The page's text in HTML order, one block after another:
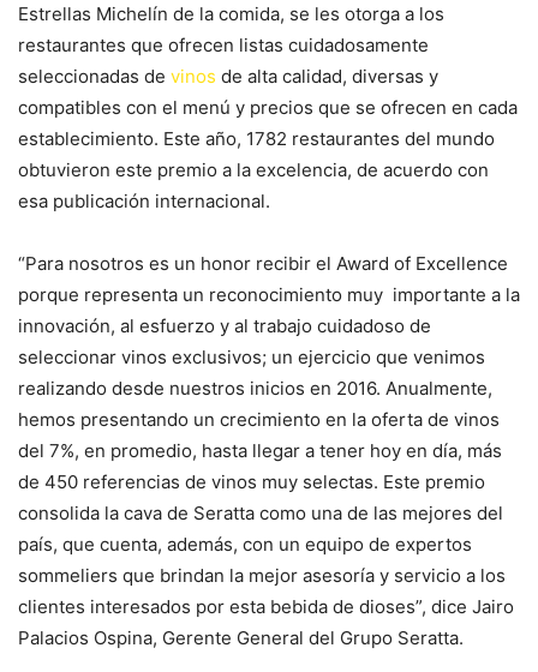
Estrellas Michelín de la comida, se les otorga a los
restaurantes que ofrecen listas cuidadosamente
seleccionadas de vinos de alta calidad, diversas y
compatibles con el menú y precios que se ofrecen en cada
establecimiento. Este año, 1782 restaurantes del mundo
obtuvieron este premio a la excelencia, de acuerdo con
esa publicación internacional.
“Para nosotros es un honor recibir el Award of Excellence
porque representa un reconocimiento muy importante a la
innovación, al esfuerzo y al trabajo cuidadoso de
seleccionar vinos exclusivos; un ejercicio que venimos
realizando desde nuestros inicios en 2016. Anualmente,
hemos presentando un crecimiento en la oferta de vinos
del 7%, en promedio, hasta llegar a tener hoy en día, más
de 450 referencias de vinos muy selectas. Este premio
consolida la cava de Seratta como una de las mejores del
país, que cuenta, además, con un equipo de expertos
sommeliers que brindan la mejor asesoría y servicio a los
clientes interesados por esta bebida de dioses”, dice Jairo
Palacios Ospina, Gerente General del Grupo Seratta.